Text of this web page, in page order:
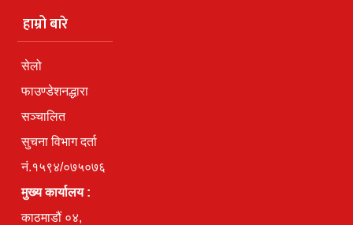
हाम्रो बारे
सेलो
फाउण्डेशनद्धारा
सञ्चालित
सुचना विभाग दर्ता
नं.१५९४/०७५०७६
मुख्य कार्यालय :
काठमाडौं ०४,